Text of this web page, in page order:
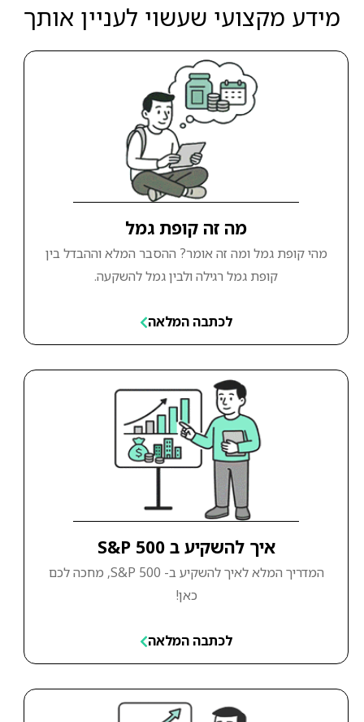
מידע מקצועי שעשוי לעניין אותך
מה זה קופת גמל
מהי קופת גמל ומה זה אומר? ההסבר המלא וההבדל בין
קופת גמל רגילה ולבין גמל להשקעה.
לכתבה המלאה
איך להשקיע ב S&P 500
המדריך המלא לאיך להשקיע ב- S&P 500, מחכה לכם
כאן!
לכתבה המלאה